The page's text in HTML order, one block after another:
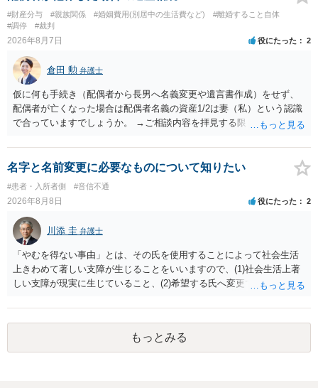
行く事になり、上記のような文言が無くても養育費の見直しは適宜出
来るかと思うのですが違うのでしょうか？との点はそのとおりかと思
います。養育費は事情の変更があった場合に変更するので毎年見直す
#財産分与 #親族関係 #婚姻費用(別居中の生活費など)
#離婚すること自体
#調停
#裁判
2026年8月7日 役にたった 2
倉田 勲 弁護士
仮に何も手続き（配偶者から長男へ名義変更や遺言書作成）をせず、
配偶者が亡くなった場合は配偶者名義の資産1/2は妻（私）という認識
で合っていますでしょうか。 →ご相談内容を拝見する限りでは、その
完全に所有する場合は、他の相続人に対して自宅の評価額の１/２の代
償金の支払いが必要になります。
名字と名前変更に必要なものについて知りたい
#患者・入所者側 #音信不通
2026年8月8日 役にたった 2
川添 圭 弁護士
「やむを得ない事由」とは、その氏を使用することによって社会生活
上きわめて著しい支障が生じることをいいますので、(1)社会生活上著
しい支障が現実に生じていること、(2)希望する氏へ変更できればその
できるかどうかがポイントです。 記録中に現れた一切の事情が判断対
象ですので、上記(1)と(2)を説明できる資料は全て（ただし理路整然
に）提出することが必要になります。「フラッシュバック」とのこと
なので、例えば、医学上確立されているPTSDの診断基準に合致した説
もっとみる